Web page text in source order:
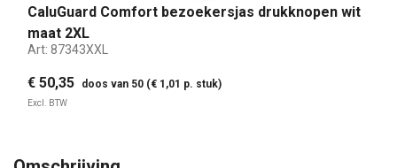
CaluGuard Comfort bezoekersjas drukknopen wit
maat 2XL
Art: 87343XXL
€ 50,35 doos van 50 (€ 1,01 p. stuk)
Excl. BTW